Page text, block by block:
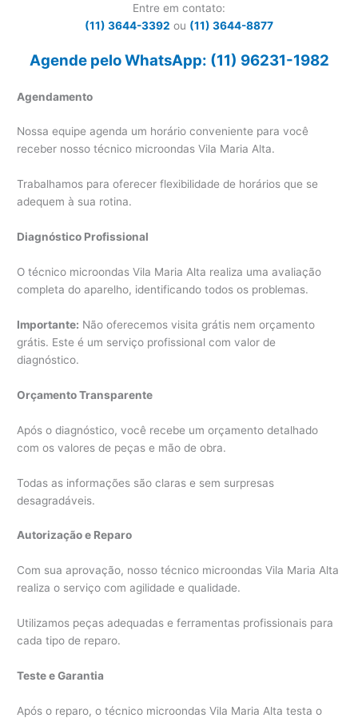
Entre em contato:
(11) 3644-3392 ou (11) 3644-8877
Agende pelo WhatsApp: (11) 96231-1982
Agendamento
Nossa equipe agenda um horário conveniente para você
receber nosso técnico microondas Vila Maria Alta.
Trabalhamos para oferecer flexibilidade de horários que se
adequem à sua rotina.
Diagnóstico Profissional
O técnico microondas Vila Maria Alta realiza uma avaliação
completa do aparelho, identificando todos os problemas.
Importante: Não oferecemos visita grátis nem orçamento
grátis. Este é um serviço profissional com valor de
diagnóstico.
Orçamento Transparente
Após o diagnóstico, você recebe um orçamento detalhado
com os valores de peças e mão de obra.
Todas as informações são claras e sem surpresas
desagradáveis.
Autorização e Reparo
Com sua aprovação, nosso técnico microondas Vila Maria Alta
realiza o serviço com agilidade e qualidade.
Utilizamos peças adequadas e ferramentas profissionais para
cada tipo de reparo.
Teste e Garantia
Após o reparo, o técnico microondas Vila Maria Alta testa o